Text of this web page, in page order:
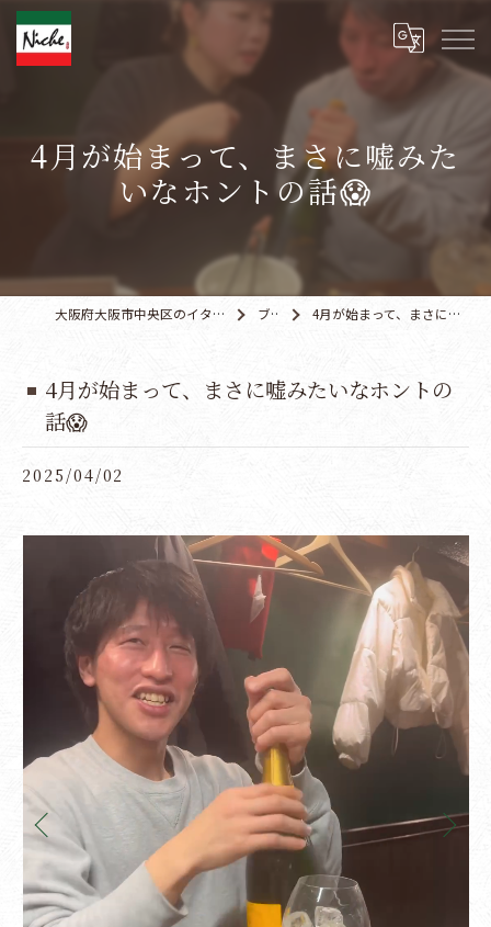
4月が始まって、まさに嘘みた
いなホントの話😱
大阪府大阪市中央区のイタリアンなら伊食屋 ニッチ ブログ 4月が始まって、まさに嘘みたいなホントの話😱
4月が始まって、まさに嘘みたいなホントの
話😱
2025/04/02